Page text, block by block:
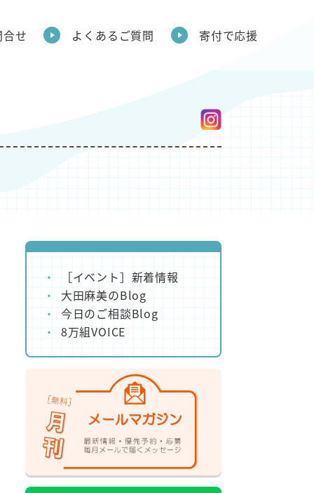
せ よくあるご質問 寄付で応援
［イベント］新着情報
大田麻美のBlog
今日のご相談Blog
8万組VOICE